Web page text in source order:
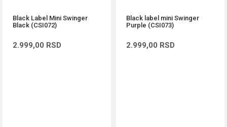
Black Label Mini Swinger
Black (CSI072)
2.999,00 RSD
Black label mini Swinger
Purple (CSI073)
2.999,00 RSD